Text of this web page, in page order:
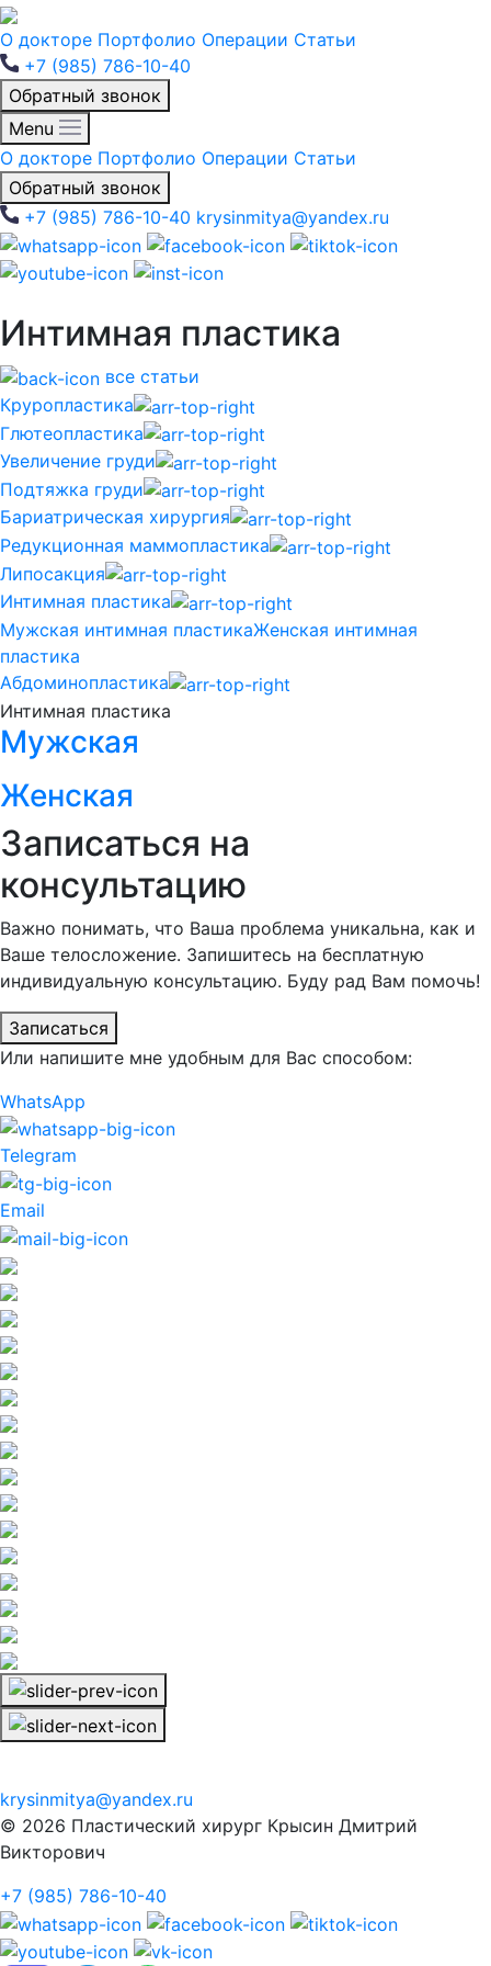
О докторе Портфолио Операции Статьи
+7 (985) 786-10-40
Обратный звонок
Menu
О докторе Портфолио Операции Статьи
Обратный звонок
+7 (985) 786-10-40 krysinmitya@yandex.ru
Интимная пластика
все статьи
Круропластика
Глютеопластика
Увеличение груди
Подтяжка груди
Бариатрическая хирургия
Редукционная маммопластика
Липосакция
Интимная пластика
Мужская интимная пластикаЖенская интимная
пластика
Абдоминопластика
Интимная пластика
Мужская
Женская
Записаться на
консультацию
Важно понимать, что Ваша проблема уникальна, как и
Ваше телосложение. Запишитесь на бесплатную
индивидуальную консультацию. Буду рад Вам помочь!
Записаться
Или напишите мне удобным для Вас способом:
WhatsApp
Telegram
Email
krysinmitya@yandex.ru
© 2026 Пластический хирург Крысин Дмитрий
Викторович
+7 (985) 786-10-40